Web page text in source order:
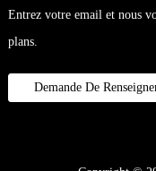
Entrez votre email et nous
plans.
Demande De